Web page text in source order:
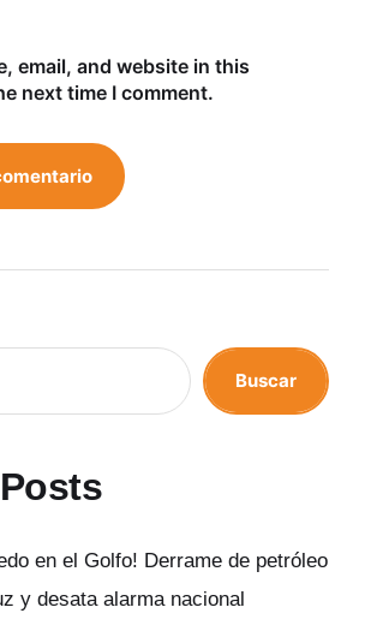
email, and website in this
next time I comment.
Buscar
en el Golfo! Derrame de petróleo
y desata alarma nacional